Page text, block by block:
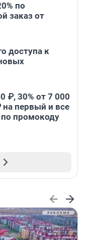
по
заказ от
доступа к
₽, 30% от 7 000
на первый и все
промокоду